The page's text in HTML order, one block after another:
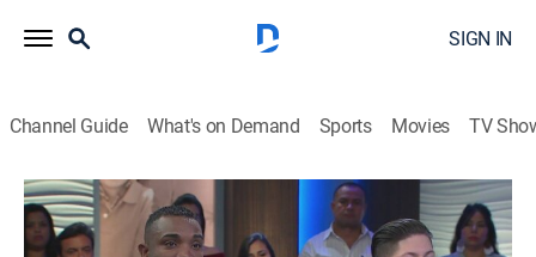
SIGN IN
Channel Guide What's on Demand Sports Movies TV
Caso cerrado
Airing | 8/15, 5:00a